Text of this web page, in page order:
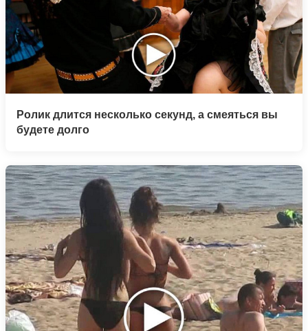
Ролик длится несколько секунд, а смеяться вы
будете долго